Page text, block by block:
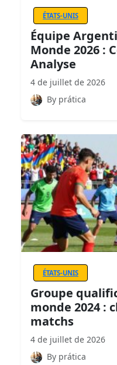
ÉTATS-UNIS
Équipe
Monde 2026 :
Analyse
4 de juillet de 2026
By prática
ÉTATS-UNIS
Groupe
monde 2024 :
matchs
4 de juillet de 2026
By prática